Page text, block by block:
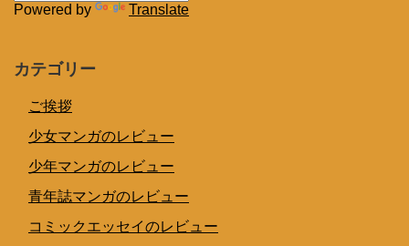
Powered by Translate
カテゴリー
ご挨拶
少女マンガのレビュー
少年マンガのレビュー
青年誌マンガのレビュー
コミックエッセイのレビュー